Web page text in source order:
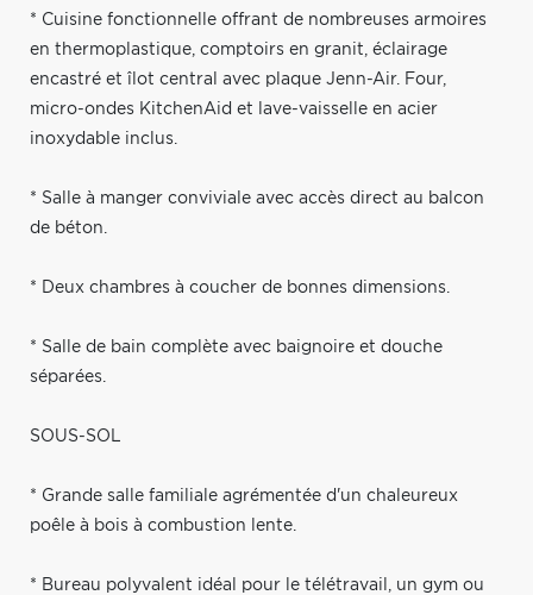
* Cuisine fonctionnelle offrant de nombreuses armoires
en thermoplastique, comptoirs en granit, éclairage
encastré et îlot central avec plaque Jenn-Air. Four,
micro-ondes KitchenAid et lave-vaisselle en acier
inoxydable inclus.
* Salle à manger conviviale avec accès direct au balcon
de béton.
* Deux chambres à coucher de bonnes dimensions.
* Salle de bain complète avec baignoire et douche
séparées.
SOUS-SOL
* Grande salle familiale agrémentée d'un chaleureux
poêle à bois à combustion lente.
* Bureau polyvalent idéal pour le télétravail, un gym ou